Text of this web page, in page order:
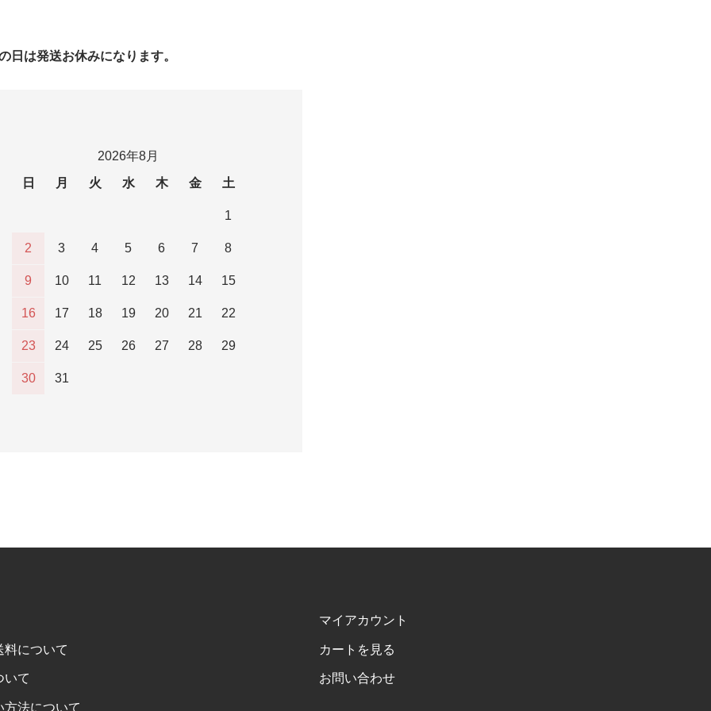
日は発送お休みになります。
2026年8月
日
月 火 水 木 金 土
1
2 3 4 5 6 7 8
9 10 11 12 13 14 15
16 17 18 19 20 21 22
23 24 25 26 27 28 29
30 31
料について
いて
方法について
マイアカウント
カートを見る
お問い合わせ